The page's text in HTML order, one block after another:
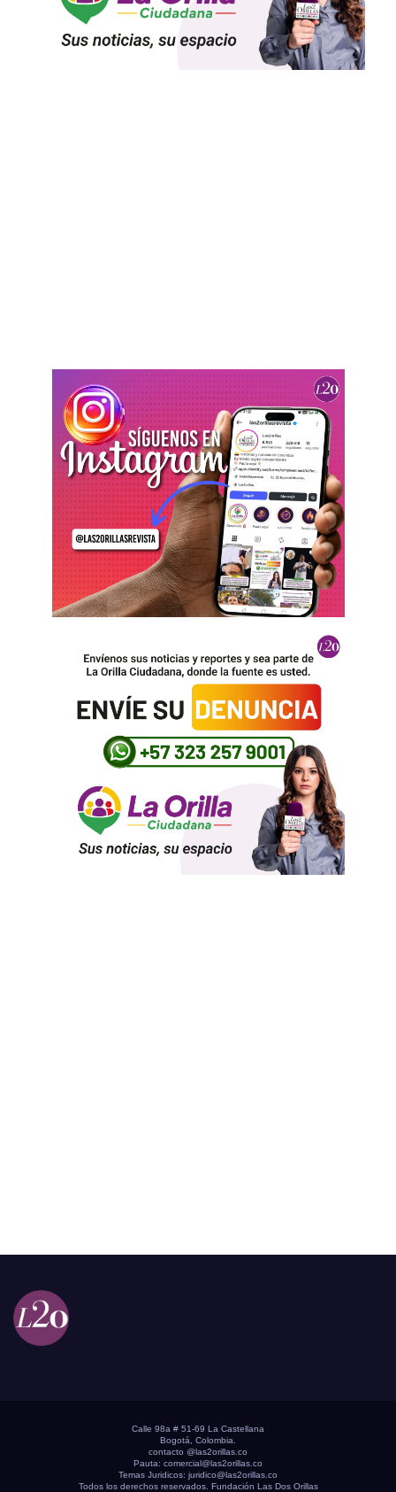
Calle 98a # 51-69 La Castellana
Bogotá, Colombia.
contacto @las2orillas.co
Pauta: comercial@las2orillas.co
Temas Juridicos: juridico@las2orillas.co
Todos los derechos reservados. Fundación Las Dos Orillas